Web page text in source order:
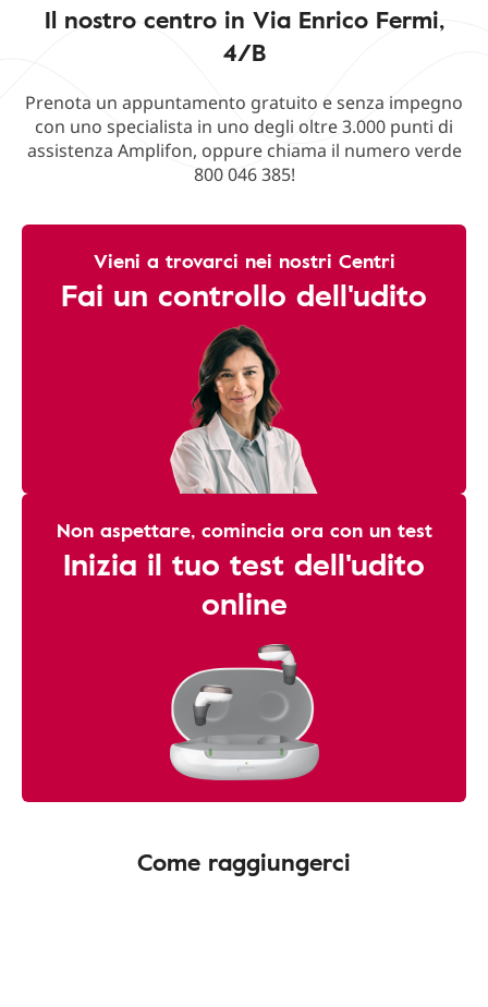
Il nostro centro in Via Enrico Fermi,
4/B
Prenota un appuntamento gratuito e senza impegno
con uno specialista in uno degli oltre 3.000 punti di
assistenza Amplifon, oppure chiama il numero verde
800 046 385!
Vieni a trovarci nei nostri Centri
Fai un controllo dell'udito
Non aspettare, comincia ora con un test
Inizia il tuo test dell'udito
online
Come raggiungerci